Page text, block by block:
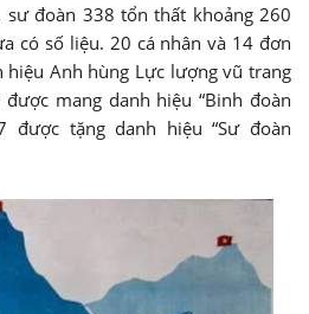
đoàn 338 tổn thất khoảng 260
có số liệu. 20 cá nhân và 14 đơn
Anh hùng Lực lượng vũ trang
mang danh hiệu “Binh đoàn
được tặng danh hiệu “Sư đoàn